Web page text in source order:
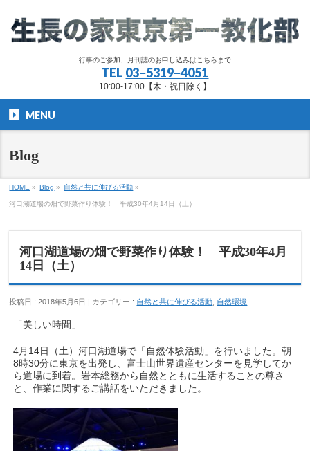
行事のご参加、月刊誌のお申し込みはこちらまで
TEL 03−5319−4051
10:00-17:00【木・祝日除く】
MENU
Blog
HOME » Blog » 自然と共に伸びる活動 »
河口湖道場の畑で野菜作り体験！ 平成30年4月14日（土）
河口湖道場の畑で野菜作り体験！ 平成30年4月
14日（土）
投稿日 : 2018年5月6日 | カテゴリー : 自然と共に伸びる活動 自然環境
「美しい時間」
4月14日（土）河口湖道場で「自然体験活動」を行いました。朝
8時30分に東京を出発し、富士山世界遺産センターを見学してか
ら道場に到着。岩本総務から自然とともに生活することの尊さ
と、作業に関するご講話をいただきました。